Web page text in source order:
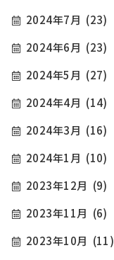
2024年7月 (23)
2024年6月 (23)
2024年5月 (27)
2024年4月 (14)
2024年3月 (16)
2024年1月 (10)
2023年12月 (9)
2023年11月 (6)
2023年10月 (11)